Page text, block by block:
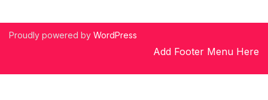
Proudly powered by WordPress
Add Footer Menu Here